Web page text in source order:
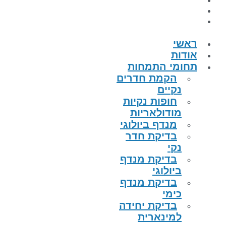
ראשי
אודות
תחומי התמחות
הקמת חדרים
נקיים
חופות נקיות
מודולאריות
מנדף ביולוגי
בדיקת חדר
נקי
בדיקת מנדף
ביולוגי
בדיקת מנדף
כימי
בדיקת יחידה
למינארית